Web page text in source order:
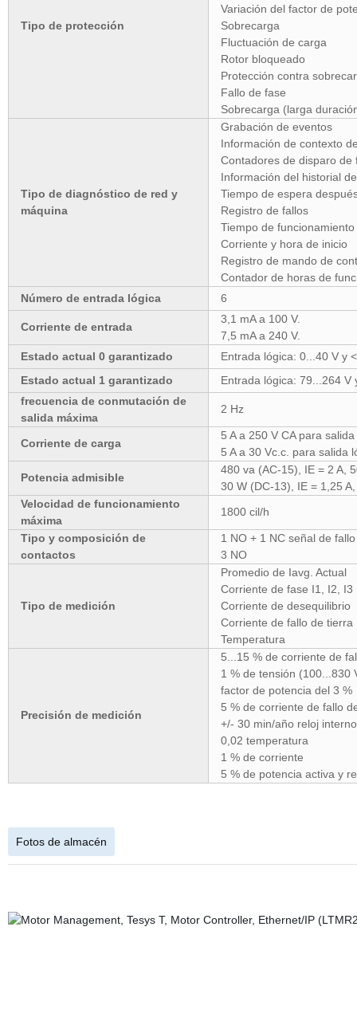
Tipo de protección
Variación del factor de
Sobrecarga
Fluctuación de carga
Rotor bloqueado
Protección contra
Fallo de fase
Sobrecarga (larga
Tipo de diagnóstico de red y
máquina
Grabación de eventos
Información de contexto
Contadores de disparo de
Información del historial
Tiempo de espera
Registro de fallos
Tiempo de
Corriente y hora de inicio
Registro de mando de
Contador de horas de
Número de entrada lógica
6
Corriente de entrada
3,1 mA a 100 V.
7,5 mA a 240 V.
Estado actual 0 garantizado
Entrada lógica: 0...40 V y
Estado actual 1 garantizado
Entrada lógica: 79...264 V
frecuencia de conmutación de
salida máxima
2 Hz
Corriente de carga
5 A a 250 V CA para
5 A a 30 Vc.c. para salida
Potencia admisible
480 va (AC-15), IE = 2 A,
30 W (DC-13), IE = 1,25
Velocidad de funcionamiento
máxima
1800 cil/h
Tipo y composición de
contactos
1 NO + 1 NC señal de fallo
3 NO
Tipo de medición
Promedio de Iavg. Actual
Corriente de fase I1, I2, I3
Corriente de desequilibrio
Corriente de fallo de tierra
Temperatura
Precisión de medición
5...15 % de corriente de
1 % de tensión (100...830
factor de potencia del 3 %
5 % de corriente de fallo
+/- 30 min/año reloj interno
0,02 temperatura
1 % de corriente
5 % de potencia activa y
Fotos de almacén